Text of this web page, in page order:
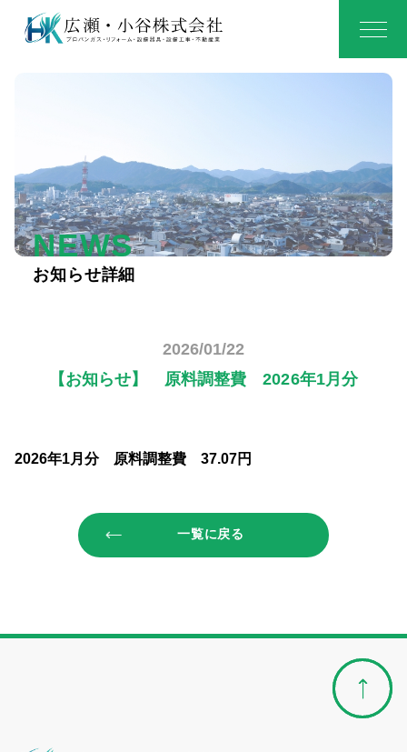
NEWS
お知らせ詳細
2026/01/22
【お知らせ】 原料調整費 2026年1月分
2026年1月分 原料調整費 37.07円
一覧に戻る